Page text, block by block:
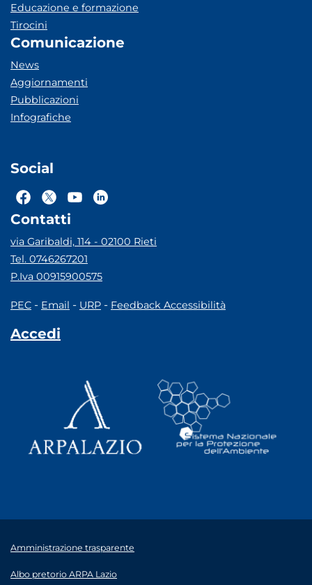
Educazione e formazione
Tirocini
Comunicazione
News
Aggiornamenti
Pubblicazioni
Infografiche
Social
Contatti
via Garibaldi, 114 - 02100 Rieti
Tel. 0746267201
P.Iva 00915900575
PEC - Email - URP - Feedback Accessibilità
Accedi
Amministrazione trasparente
Albo pretorio ARPA Lazio